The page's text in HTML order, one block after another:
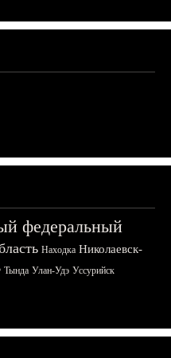
федеральный
Находка Николаевск-
Тында Улан-Удэ Уссурийск